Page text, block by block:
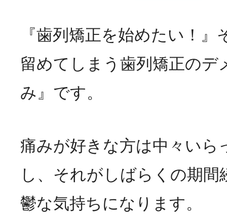
『歯列矯正を始めたい！
留めてしまう歯列矯正のデ
み』です。
痛みが好きな方は中々いら
し、それがしばらくの期間
鬱な気持ちになります。